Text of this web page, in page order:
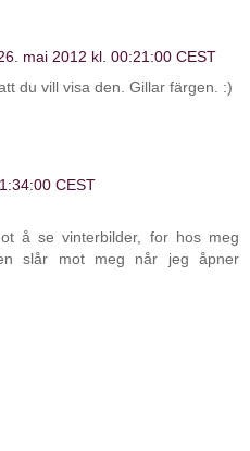
mai 2012 kl. 00:21:00 CEST
du vill visa den. Gillar färgen. :)
CEST
å se vinterbilder, for hos meg
slår mot meg når jeg åpner